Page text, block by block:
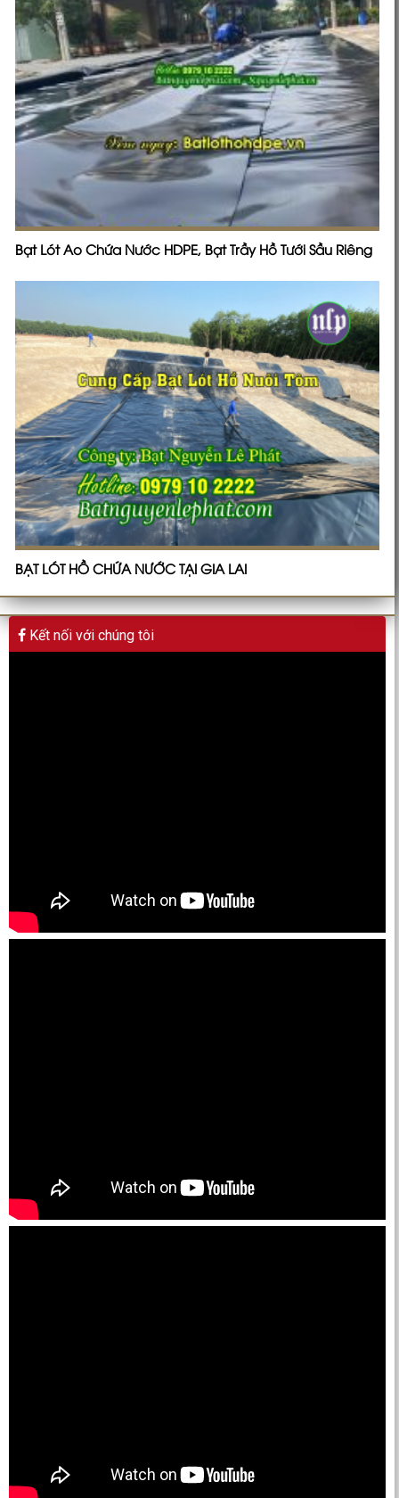
Bạt Lót Ao Chứa Nước HDPE, Bạt Trầy Hồ Tưới Sầu Riêng
BẠT LÓT HỒ CHỨA NƯỚC TẠI GIA LAI
Kết nối với chúng tôi